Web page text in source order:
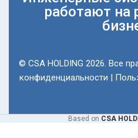
работают на
© CSA HOLDING 2026. Все
конфиденциальности |
Based on CSA